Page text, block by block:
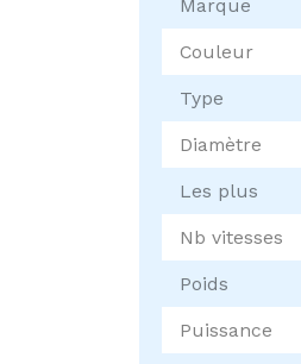
Marque
Couleur
Type
Diamètre
Les plus
Nb vitesses
Poids
Puissance